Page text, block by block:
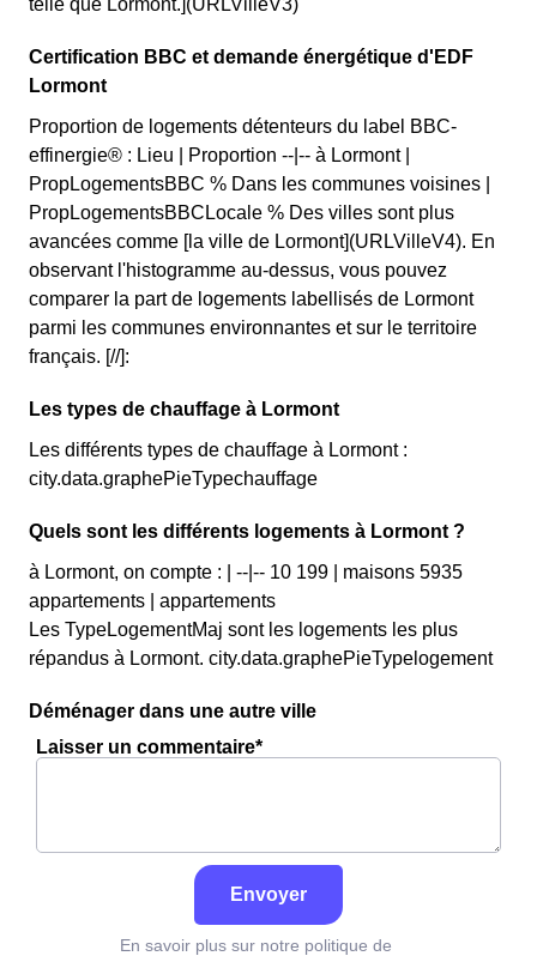
telle que Lormont.](URLVilleV3)
Certification BBC et demande énergétique d'EDF
Lormont
Proportion de logements détenteurs du label BBC-
effinergie® : Lieu | Proportion --|-- à Lormont |
PropLogementsBBC % Dans les communes voisines |
PropLogementsBBCLocale % Des villes sont plus
avancées comme [la ville de Lormont](URLVilleV4). En
observant l'histogramme au-dessus, vous pouvez
comparer la part de logements labellisés de Lormont
parmi les communes environnantes et sur le territoire
français. [//]:
Les types de chauffage à Lormont
Les différents types de chauffage à Lormont :
city.data.graphePieTypechauffage
Quels sont les différents logements à Lormont ?
à Lormont, on compte : | --|-- 10 199 | maisons 5935
appartements | appartements
Les TypeLogementMaj sont les logements les plus
répandus à Lormont. city.data.graphePieTypelogement
Déménager dans une autre ville
Laisser un commentaire*
Envoyer
En savoir plus sur notre politique de